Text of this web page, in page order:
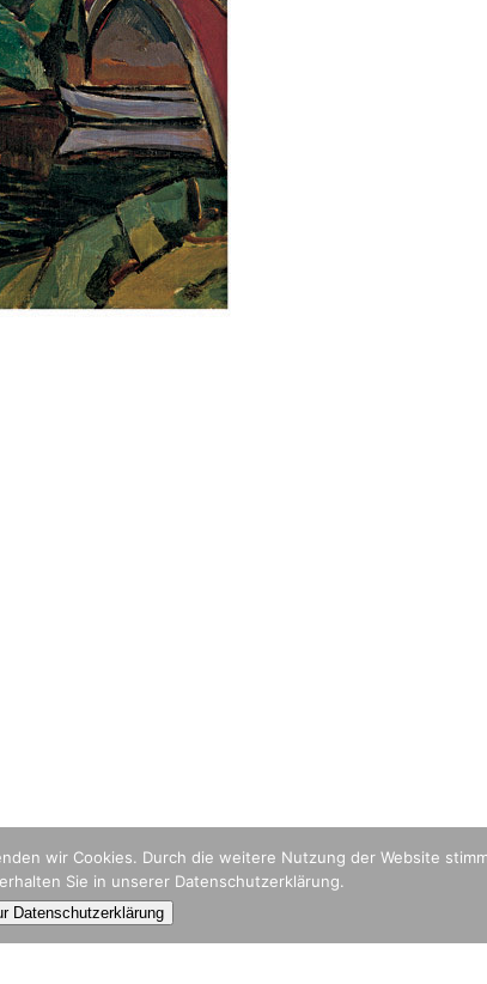
wir Cookies. Durch die weitere Nutzung der Website
Sie in unserer Datenschutzerklärung.
Datenschutzerklärung